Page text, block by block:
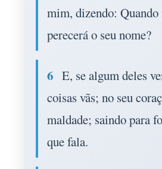
mim, dizendo:
perecerá o seu nome?
6 E, se algum deles
coisas vãs; no seu
maldade; saindo para
que fala.